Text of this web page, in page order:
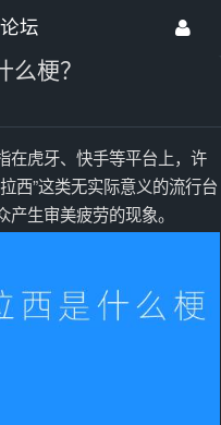
坛
梗？
在虎牙、快手等平台上，许
西”这类无实际意义的流行台
生审美疲劳的现象。